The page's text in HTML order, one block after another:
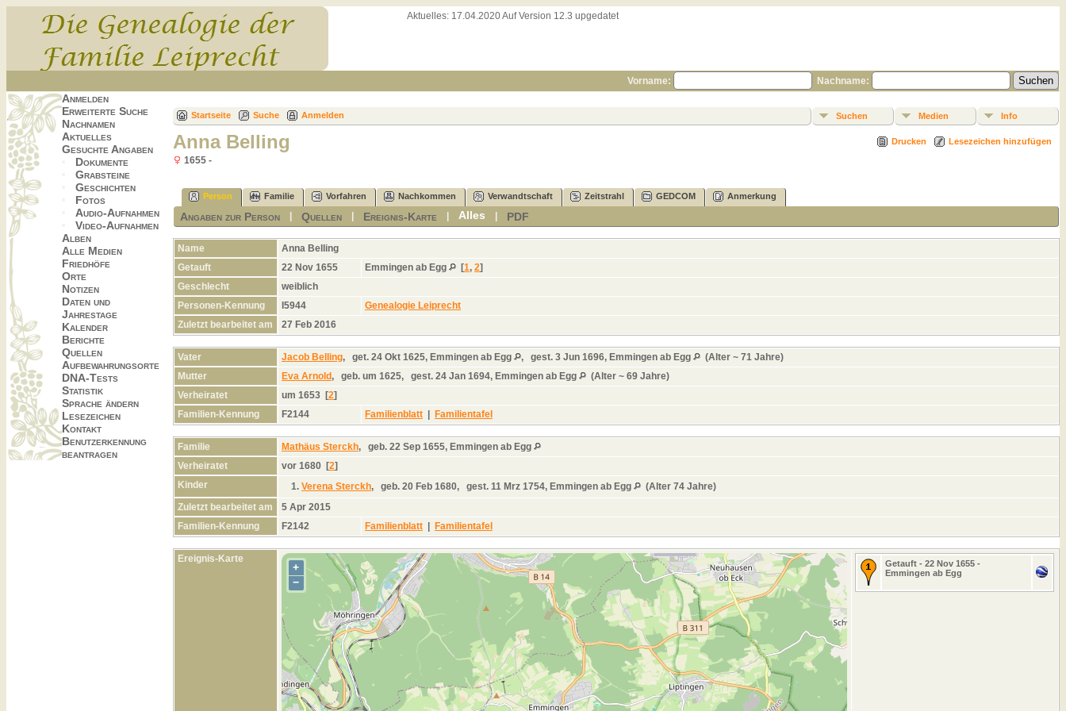
Aktuelles: 17.04.2020 Auf Version 12.3 upgedatet
Vorname: Nachname:
Anmelden
Erweiterte Suche
Nachnamen
Aktuelles
Gesuchte Angaben
Dokumente
Grabsteine
Geschichten
Fotos
Audio-Aufnahmen
Video-Aufnahmen
Alben
Alle Medien
Friedhöfe
Orte
Notizen
Daten und
Jahrestage
Kalender
Berichte
Quellen
Aufbewahrungsorte
DNA-Tests
Statistik
Sprache ändern
Lesezeichen
Kontakt
Benutzerkennung
beantragen
Startseite Suche Anmelden Suchen Medien Info
Drucken Lesezeichen hinzufügen
Anna Belling
1655 -
Person Familie Vorfahren Nachkommen Verwandtschaft Zeitstrahl GEDCOM Anmerkung
Angaben zur Person |Quellen Ereignis-Karte |Alles PDF
Name Anna Belling
Getauft
22 Nov 1655 Emmingen ab Egg [1, 2]
Geschlecht
weiblich
Personen-Kennung
I5944
Genealogie Leiprecht
Zuletzt bearbeitet am
27 Feb 2016
Vater Jacob Belling, get. 24 Okt 1625, Emmingen ab Egg , gest. 3 Jun 1696, Emmingen ab Egg
(Alter ~ 71 Jahre)
Mutter
Eva Arnold, geb. um 1625, gest. 24 Jan 1694, Emmingen ab Egg
(Alter ~ 69 Jahre)
Verheiratet
um 1653 [2]
Familien-Kennung
F2144 Familienblatt | Familientafel
Familie Mathäus Sterckh, geb. 22 Sep 1655, Emmingen ab Egg
Verheiratet
vor 1680 [2]
Kinder
1. Verena Sterckh, geb. 20 Feb 1680, gest. 11 Mrz 1754, Emmingen ab Egg
(Alter 74 Jahre)
Zuletzt bearbeitet am
5 Apr 2015
Familien-Kennung
F2142 Familienblatt | Familientafel
Ereignis-Karte
+
−
Getauft - 22 Nov 1655 -
Emmingen ab Egg